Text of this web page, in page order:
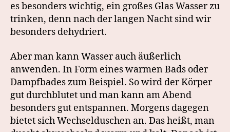
es besonders wichtig, ein großes Glas Wasser zu
trinken, denn nach der langen Nacht sind wir
besonders dehydriert.
Aber man kann Wasser auch äußerlich
anwenden. In Form eines warmen Bads oder
Dampfbades zum Beispiel. So wird der Körper
gut durchblutet und man kann am Abend
besonders gut entspannen. Morgens dagegen
bietet sich Wechselduschen an. Das heißt, man